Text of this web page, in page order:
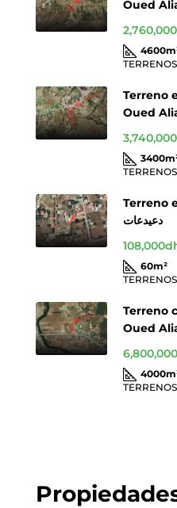
Oued
4600
TERRENOS
Terreno
Oued
3400
TERRENOS
Terreno
دعيدعات
60m²
TERRENOS
Terreno
Oued
4000
TERRENOS